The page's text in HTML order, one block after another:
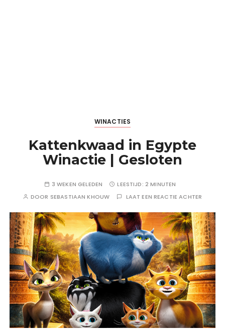
WINACTIES
Kattenkwaad in Egypte
Winactie | Gesloten
3 WEKEN GELEDEN LEESTIJD: 2 MINUTEN
DOOR SEBASTIAAN KHOUW LAAT EEN REACTIE ACHTER